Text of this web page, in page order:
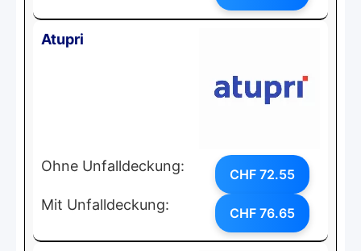
Atupri
Ohne Unfalldeckung: CHF 72.55
Mit Unfalldeckung: CHF 76.65